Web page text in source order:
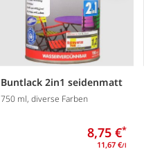
Buntlack 2in1 seidenmatt
750 ml, diverse Farben
8,75 €*
11,67 €/l